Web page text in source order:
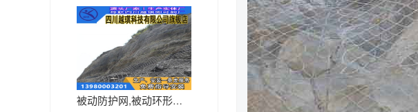
被动防护网,被动环形网,被动菱...